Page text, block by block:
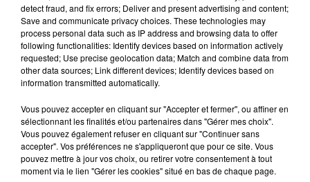
GALA PIERRE DE MAERE
detect fraud, and fix errors; Deliver and present advertising and content;
Save and communicate privacy choices. These technologies may
process personal data such as IP address and browsing data to offer
following functionalities: Identify devices based on information actively
requested; Use precise geolocation data; Match and combine data from
other data sources; Link different devices; Identify devices based on
information transmitted automatically.
Vous pouvez accepter en cliquant sur "Accepter et fermer", ou affiner en
sélectionnant les finalités et/ou partenaires dans "Gérer mes choix".
Vous pouvez également refuser en cliquant sur "Continuer sans
accepter". Vos préférences ne s'appliqueront que pour ce site. Vous
pouvez mettre à jour vos choix, ou retirer votre consentement à tout
moment via le lien "Gérer les cookies" situé en bas de chaque page.